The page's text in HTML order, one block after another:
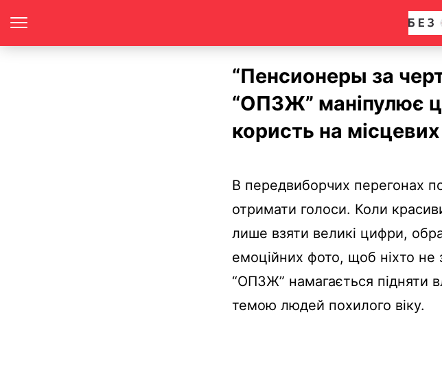
“Пенсионеры за
“ОПЗЖ” маніпулює
користь на
В передвиборчих перегонах
отримати голоси. Коли
лише взяти великі цифри,
емоційних фото, щоб ніхто
“ОПЗЖ” намагається підняти
темою людей похилого віку.